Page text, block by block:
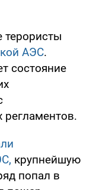
АЭС.
состояние
регламентов.
крупнейшую
попал в